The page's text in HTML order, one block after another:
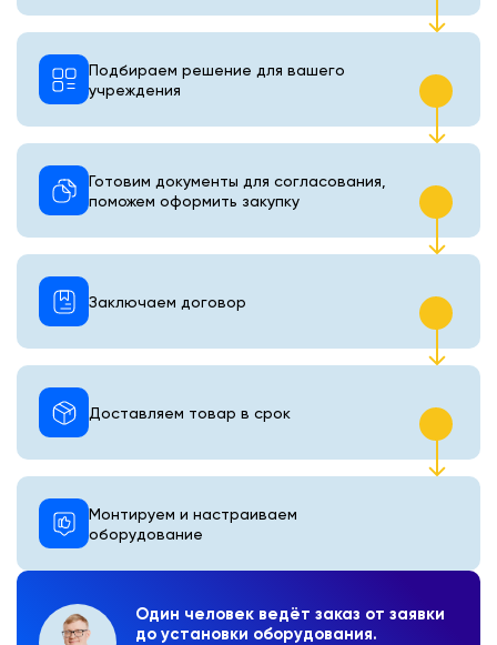
Один человек ведёт заказ от заявки
до установки оборудования.
Подбираем решение для вашего
учреждения
Готовим документы для согласования,
поможем оформить закупку
Монтируем и настраиваем
оборудование
Доставляем товар в срок
Заключаем договор